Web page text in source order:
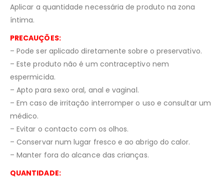
Aplicar a quantidade necessária de produto na zona
íntima.
PRECAUÇÕES:
– Pode ser aplicado diretamente sobre o preservativo.
– Este produto não é um contraceptivo nem
espermicida.
– Apto para sexo oral, anal e vaginal.
– Em caso de irritação interromper o uso e consultar um
médico.
– Evitar o contacto com os olhos.
– Conservar num lugar fresco e ao abrigo do calor.
– Manter fora do alcance das crianças.
QUANTIDADE: